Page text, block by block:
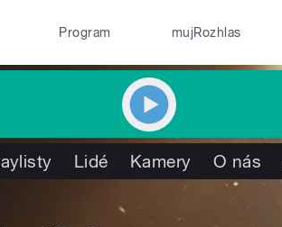
Program mujRozhlas
Lidé Kamery O nás